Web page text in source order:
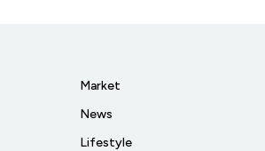
Market
News
Lifestyle